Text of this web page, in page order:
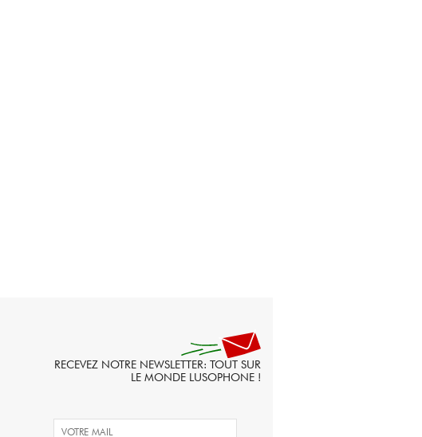
RECEVEZ NOTRE NEWSLETTER: TOUT SUR
LE MONDE LUSOPHONE !